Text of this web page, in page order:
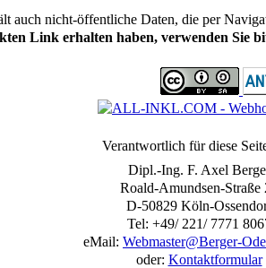
auch nicht-öffentliche Daten, die per
Link erhalten haben, verwenden Sie
Verantwortlich für diese
Dipl.-Ing. F. Axel
Roald-Amundsen-Straße
D-50829 Köln-
Tel: +49/ 221/ 7771
eMail: Webmaster@Berger-
oder: Kontaktformular